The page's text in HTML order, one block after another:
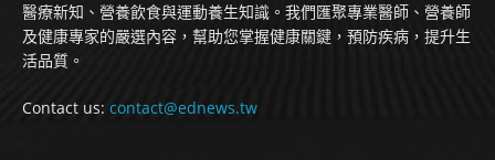
醫療新知、營養飲食與運動養生知識。我們匯聚專業醫師、營養師
及健康專家的嚴選內容，幫助您掌握健康關鍵，預防疾病，提升生
活品質。
Contact us: contact@ednews.tw